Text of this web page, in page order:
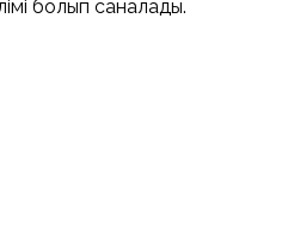
болып саналады.